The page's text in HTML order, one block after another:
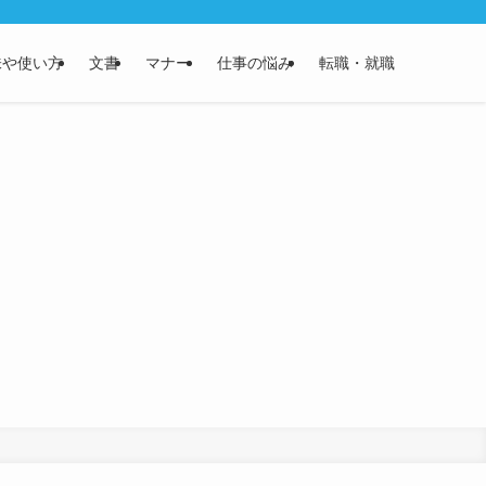
使い方 文書 マナー 仕事の悩み 転職・就職